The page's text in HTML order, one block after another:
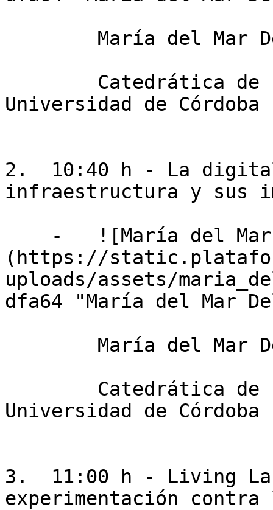
Universidad de Córdoba
2.  10:40 h - La
infraestructura y sus
(https://
uploads/assets/
dfa64 "María del Mar
Universidad de Córdoba
3.  11:00 h - Living
experimentación